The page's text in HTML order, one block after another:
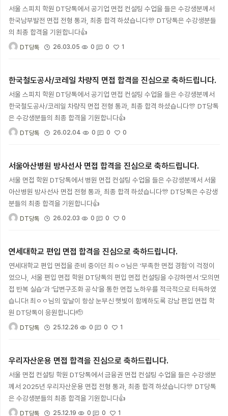
서울 스피치 학원 DT당톡에서 공기업 면접 컨설팅 수업을 들은 수강생분께서
한국남부발전 면접 전형 통과, 최종 합격 하셨습니다🎊 DT당톡은 수강생분들
의 최종 합격을 기원합니다👍
DT당톡 26.03.05 0 0 1
한국철도공사/코레일 차량직 면접 합격을 진심으로 축하드립니다.
서울 스피치 학원 DT당톡에서 공기업 면접 컨설팅 수업을 들은 수강생분께서
한국철도공사/코레일 차량직 면접 전형 통과, 최종 합격 하셨습니다🎊 DT당톡
은 수강생분들의 최종 합격을 기원합니다👍
DT당톡 26.02.04 0 0 0
서울아산병원 방사선사 면접 합격을 진심으로 축하드립니다.
서울 면접 학원 DT당톡에서 병원 면접 컨설팅 수업을 들은 수강생분께서 서울
아산병원 방사선사 면접 전형 통과, 최종 합격 하셨습니다🎊 DT당톡은 수강생
분들의 최종 합격을 기원합니다👍
DT당톡 26.02.03 0 0 0
연세대학교 편입 면접 합격을 진심으로 축하드립니다.
연세대학교 편입 면접을 준비 중이던 최ㅇㅇ님은 ‘부족한 면접 경험’이 걱정이
었으나, 서울 편입 면접 학원 DT당톡의 편입 면접 컨설팅을 수강하면서 ‘모의면
접 반복 실습’과 ‘답변구조화 공식’을 통한 면접 노하우를 적극적으로 터득하였
습니다! 최ㅇㅇ님의 앞날이 항상 눈부신 햇빛이 함께하도록 강남 편입 면접 학
원 DT당톡이 응원합니다🫡
DT당톡 25.12.26 0 0 1
우리자산운용 면접 합격을 진심으로 축하드립니다.
서울 면접 컨설팅 학원 DT당톡에서 금융권 면접 컨설팅 수업을 들은 수강생분
께서 2025년 우리자산운용 면접 전형 통과, 최종 합격 하셨습니다🎊 DT당톡
은 수강생분들의 최종 합격을 기원합니다👍
DT당톡 25.12.19 0 0 1